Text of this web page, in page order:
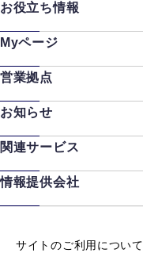
お役立ち情報
Myページ
営業拠点
お知らせ
関連サービス
情報提供会社
サイトのご利用について